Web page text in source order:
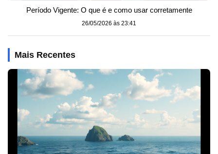
Período Vigente: O que é e como usar corretamente
26/05/2026 às 23:41
Mais Recentes